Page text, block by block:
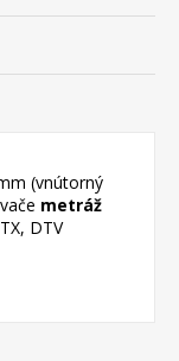
(vnútorný
metráž
DTV